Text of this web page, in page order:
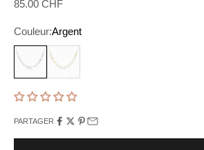
Prix de vente
85.00 CHF
Couleur:Argent
Argent Or
PARTAGER